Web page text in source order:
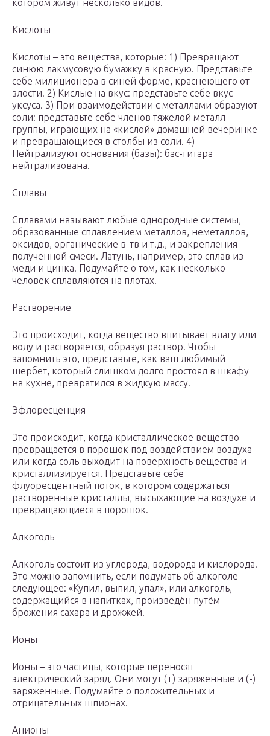
котором живут несколько видов.
Кислоты
Кислоты – это вещества, которые: 1) Превращают
синюю лакмусовую бумажку в красную. Представьте
себе милиционера в синей форме, краснеющего от
злости. 2) Кислые на вкус: представьте себе вкус
уксуса. 3) При взаимодействии с металлами образуют
соли: представьте себе членов тяжелой металл-
группы, играющих на «кислой» домашней вечеринке
и превращающиеся в столбы из соли. 4)
Нейтрализуют основания (базы): бас-гитара
нейтрализована.
Сплавы
Сплавами называют любые однородные системы,
образованные сплавлением металлов, неметаллов,
оксидов, органические в-тв и т.д., и закрепления
полученной смеси. Латунь, например, это сплав из
меди и цинка. Подумайте о том, как несколько
человек сплавляются на плотах.
Растворение
Это происходит, когда вещество впитывает влагу или
воду и растворяется, образуя раствор. Чтобы
запомнить это, представьте, как ваш любимый
шербет, который слишком долго простоял в шкафу
на кухне, превратился в жидкую массу.
Эфлоресценция
Это происходит, когда кристаллическое вещество
превращается в порошок под воздействием воздуха
или когда соль выходит на поверхность вещества и
кристаллизируется. Представьте себе
флуоресцентный поток, в котором содержаться
растворенные кристаллы, высыхающие на воздухе и
превращающиеся в порошок.
Алкоголь
Алкоголь состоит из углерода, водорода и кислорода.
Это можно запомнить, если подумать об алкоголе
следующее: «Купил, выпил, упал», или алкоголь,
содержащийся в напитках, произведён путём
брожения сахара и дрожжей.
Ионы
Ионы – это частицы, которые переносят
электрический заряд. Они могут (+) заряженные и (-)
заряженные. Подумайте о положительных и
отрицательных шпионах.
Анионы